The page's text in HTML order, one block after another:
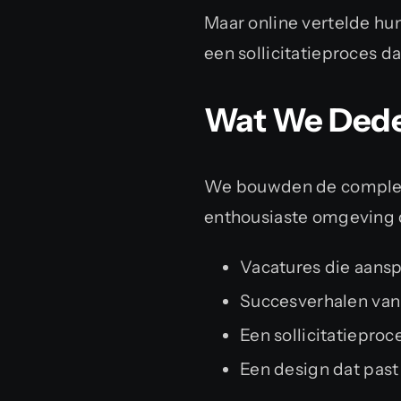
Maar online vertelde
een sollicitatieproces
Wat We
We bouwden de
enthousiaste omgeving
Vacatures die
Succesverhalen
Een
Een design dat